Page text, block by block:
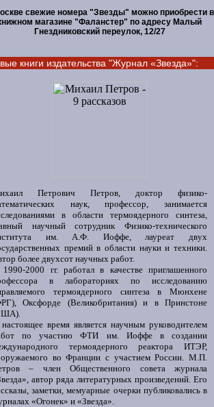
свежие номера "Звезды" можно приобрести в
магазине "Фаланстер" по адресу Малый
Гнездниковский переулок, 12/27
книги издательства "Журнал «Звезда»":
Петрович Петров, доктор физико-
наук, профессор, занимается
в области термоядерного синтеза,
научный сотрудник Физико-технического
им. А.Ф. Иоффе, лауреат двух
премий в области науки и техники.
более двухсот научных работ.
2000 гг. работал в качестве приглашенного
в лабораториях по исследованию
термоядерного синтеза в Мюнхене
Оксфорде (Великобритания) и в Принстоне
время является научным руководителем
по участию ФТИ им. Иоффе в создании
термоядерного реактора ИТЭР,
во Франции с участием России. М.П.
– член Общественного совета журнала
автор ряда литературных произведений. Его
заметки, мемуарные очерки публиковались в
«Огонек» и «Звезда».